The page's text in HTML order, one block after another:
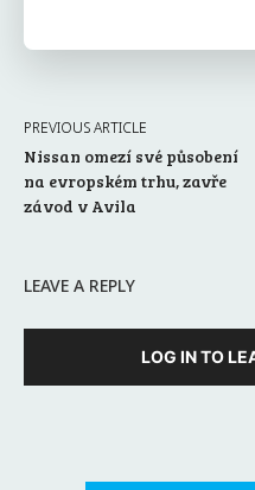
PREVIOUS ARTICLE
Nissan omezí své působení
na evropském trhu, zavře
závod v Avila
LEAVE A REPLY
LOG IN TO